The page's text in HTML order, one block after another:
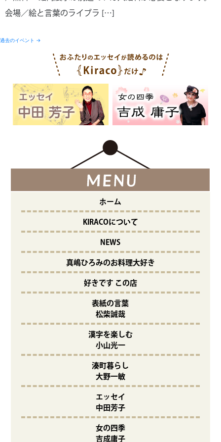
会場／絵と言葉のライブラ […]
過去のイベント →
ホーム
KIRACOについて
NEWS
真嶋ひろみのお料理大好き
好きです この店
表紙の言葉
松柴誠哉
漢字を楽しむ
小山光一
湊町暮らし
大野一敏
エッセイ
中田芳子
女の四季
吉成庸子